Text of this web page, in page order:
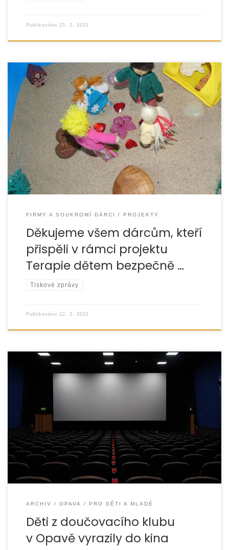
Publikováno 25. 2. 2022
V prosinci 2021 proběhla dárcovská sbírka na vybavení
prostor určených pro terapie dětem. O tom, jak byl
finanční dar využit, se
FIRMY A SOUKROMÍ DÁRCI PROJEKTY
Děkujeme všem dárcům, kteří
přispěli v rámci projektu
Terapie dětem bezpečně …
Tiskové zprávy
Publikováno 22. 2. 2022
V rámci doučovacího klubu při NZDM Klubu Modrá kočka
pracovníci společně s doučujícími připravili pro děti
návštěvu kina, kde všichni shlédli dobrodružný rodinný
ARCHIV OPAVA PRO DĚTI A MLADÉ
Děti z doučovacího klubu
v Opavě vyrazily do kina